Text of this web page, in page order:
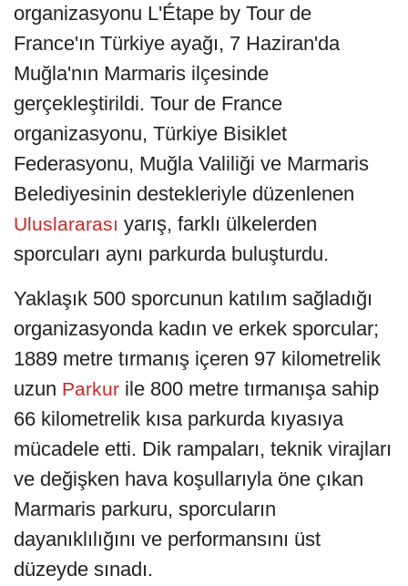
organizasyonu L'Étape by Tour de
France'ın Türkiye ayağı, 7 Haziran'da
Muğla'nın Marmaris ilçesinde
gerçekleştirildi. Tour de France
organizasyonu, Türkiye Bisiklet
Federasyonu, Muğla Valiliği ve Marmaris
Belediyesinin destekleriyle düzenlenen
Uluslararası yarış, farklı ülkelerden
sporcuları aynı parkurda buluşturdu.
Yaklaşık 500 sporcunun katılım sağladığı
organizasyonda kadın ve erkek sporcular;
1889 metre tırmanış içeren 97 kilometrelik
uzun Parkur ile 800 metre tırmanışa sahip
66 kilometrelik kısa parkurda kıyasıya
mücadele etti. Dik rampaları, teknik virajları
ve değişken hava koşullarıyla öne çıkan
Marmaris parkuru, sporcuların
dayanıklılığını ve performansını üst
düzeyde sınadı.